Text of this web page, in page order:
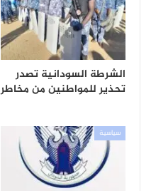
الشرطة السودانية تصدر
تحذير للمواطنين من مخاطر
سياسية